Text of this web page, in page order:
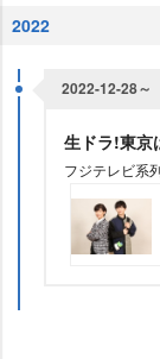
2022
2022-12-28～
生ドラ!東京
フジテレビ系